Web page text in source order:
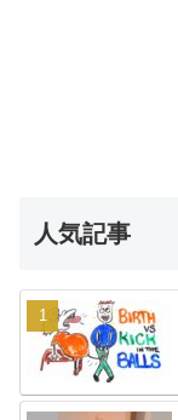
人気記事